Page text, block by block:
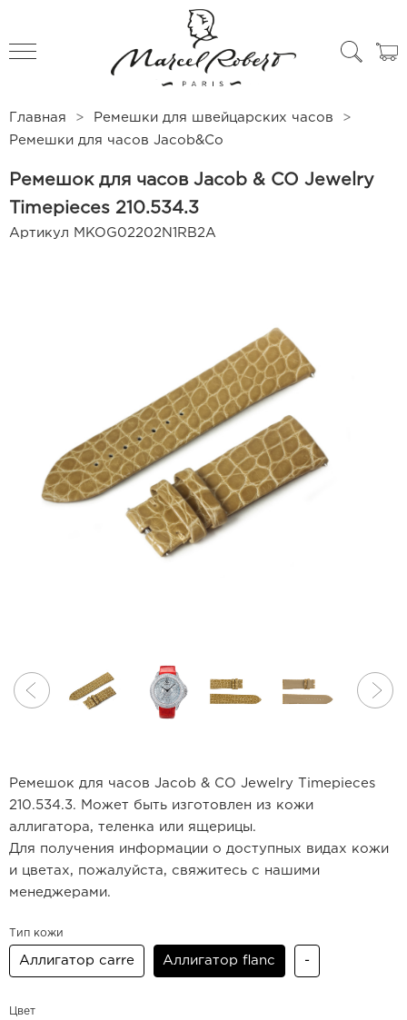
Главная
Ремешки для швейцарских часов
Ремешки для часов Jacob&Co
Ремешок для часов Jacob & CO Jewelry
Timepieces 210.534.3
Артикул MKOG02202N1RB2A
Ремешок для часов Jacob & CO Jewelry Timepieces
210.534.3. Может быть изготовлен из кожи
аллигатора, теленка или ящерицы.
Для получения информации о доступных видах кожи
и цветах, пожалуйста, свяжитесь с нашими
менеджерами.
Тип кожи
Аллигатор carre Аллигатор flanc -
Цвет